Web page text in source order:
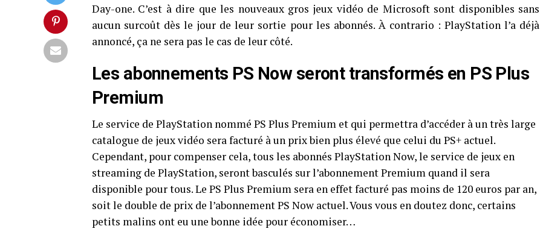
Day-one. C’est à dire que les nouveaux gros jeux vidéo de Microsoft sont disponibles sans
aucun surcoût dès le jour de leur sortie pour les abonnés. À contrario : PlayStation l’a déjà
annoncé, ça ne sera pas le cas de leur côté.
Les abonnements PS Now seront transformés en PS Plus
Premium
Le service de PlayStation nommé PS Plus Premium et qui permettra d’accéder à un très large
catalogue de jeux vidéo sera facturé à un prix bien plus élevé que celui du PS+ actuel.
Cependant, pour compenser cela, tous les abonnés PlayStation Now, le service de jeux en
streaming de PlayStation, seront basculés sur l’abonnement Premium quand il sera
disponible pour tous. Le PS Plus Premium sera en effet facturé pas moins de 120 euros par an,
soit le double de prix de l’abonnement PS Now actuel. Vous vous en doutez donc, certains
petits malins ont eu une bonne idée pour économiser…